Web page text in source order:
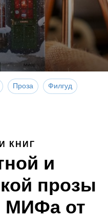
Проза Филгуд
КНИГ
и
прозы
МИФа от